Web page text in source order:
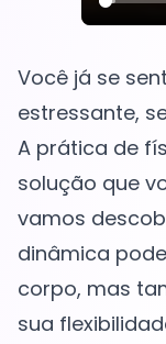
Você já se
estressante,
A prática de
solução que
vamos
dinâmica
corpo, mas
sua